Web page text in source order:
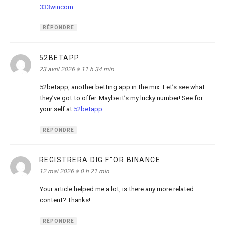
333wincom
RÉPONDRE
52BETAPP
23 avril 2026 à 11 h 34 min
52betapp, another betting app in the mix. Let’s see what
they’ve got to offer. Maybe it’s my lucky number! See for
your self at 52betapp
RÉPONDRE
REGISTRERA DIG F"OR BINANCE
12 mai 2026 à 0 h 21 min
Your article helped me a lot, is there any more related
content? Thanks!
RÉPONDRE